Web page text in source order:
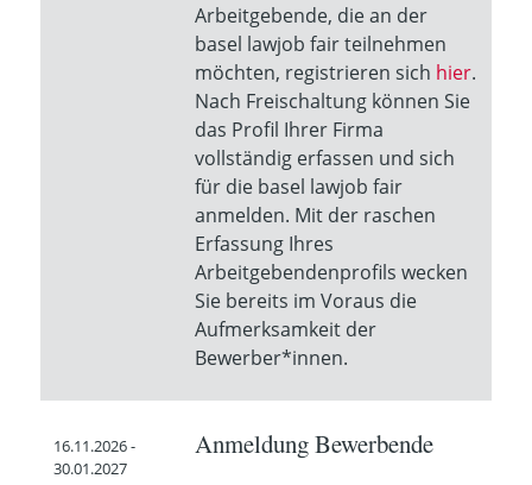
Arbeitgebende, die an der
basel lawjob fair teilnehmen
möchten, registrieren sich hier.
Nach Freischaltung können Sie
das Profil Ihrer Firma
vollständig erfassen und sich
für die basel lawjob fair
anmelden. Mit der raschen
Erfassung Ihres
Arbeitgebendenprofils wecken
Sie bereits im Voraus die
Aufmerksamkeit der
Bewerber*innen.
16.11.2026 -
30.01.2027
Anmeldung Bewerbende